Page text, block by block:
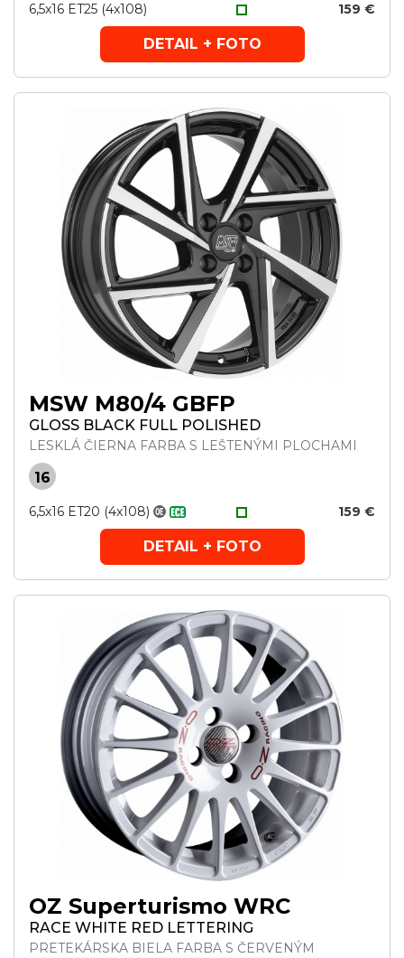
6,5x16 ET25 (4x108) 159 €
DETAIL + FOTO
MSW M80/4 GBFP
GLOSS BLACK FULL POLISHED
LESKLÁ ČIERNA FARBA S LEŠTENÝMI PLOCHAMI
16
6,5x16 ET20 (4x108) 159 €
DETAIL + FOTO
OZ Superturismo WRC
RACE WHITE RED LETTERING
PRETEKÁRSKA BIELA FARBA S ČERVENÝM